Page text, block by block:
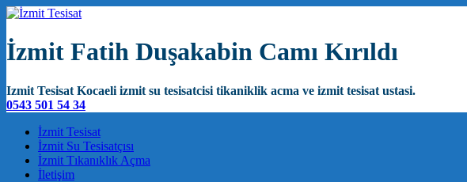
İzmit Fatih Duşakabin Camı Kırıldı
Izmit Tesisat Kocaeli izmit su tesisatcisi tikaniklik acma ve izmit tesisat ustasi.
0543 501 54 34
Main Navigation
İzmit Tesisat
İzmit Su Tesisatçısı
İzmit Tıkanıklık Açma
İletişim